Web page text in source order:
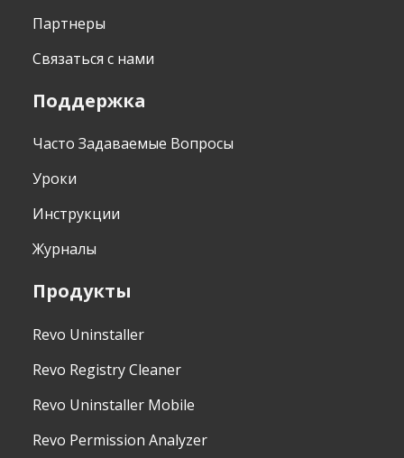
Партнеры
Связаться с нами
Поддержка
Часто Задаваемые Вопросы
Уроки
Инструкции
Журналы
Продукты
Revo Uninstaller
Revo Registry Cleaner
Revo Uninstaller Mobile
Revo Permission Analyzer